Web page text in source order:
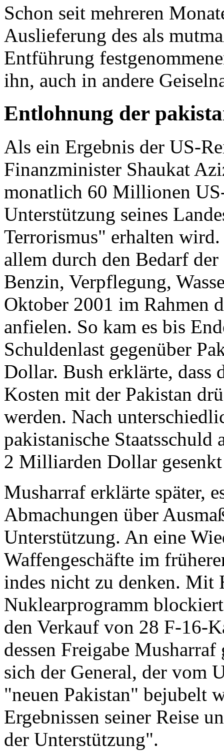
Schon seit mehreren
Auslieferung des als
Entführung
ihn, auch in andere
Entlohnung der
Als ein Ergebnis der US-
Finanzminister Shaukat
monatlich 60 Millionen
Unterstützung seines
Terrorismus" erhalten
allem durch den Bedarf
Benzin, Verpflegung,
Oktober 2001 im Rahmen
anfielen. So kam es bis
Schuldenlast gegenüber
Dollar. Bush erklärte, dass
Kosten mit der Pakistan
werden. Nach
pakistanische Staatsschuld
2 Milliarden Dollar
Musharraf erklärte später,
Abmachungen über
Unterstützung. An eine
Waffengeschäfte im
indes nicht zu denken. Mit
Nuklearprogramm
den Verkauf von 28 F-16-
dessen Freigabe
sich der General, der vom
"neuen Pakistan" bejubelt
Ergebnissen seiner Reise
der Unterstützung".